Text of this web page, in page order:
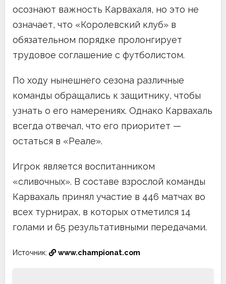
осознают важность Карвахаля, но это не
означает, что «Королевский клуб» в
обязательном порядке пролонгирует
трудовое соглашение с футболистом.
По ходу нынешнего сезона различные
команды обращались к защитнику, чтобы
узнать о его намерениях. Однако Карвахаль
всегда отвечал, что его приоритет —
остаться в «Реале».
Игрок является воспитанником
«сливочных». В составе взрослой команды
Карвахаль принял участие в 446 матчах во
всех турнирах, в которых отметился 14
голами и 65 результативными передачами.
Источник: www.championat.com